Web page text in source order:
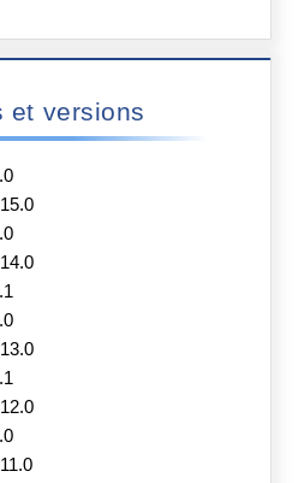
et versions